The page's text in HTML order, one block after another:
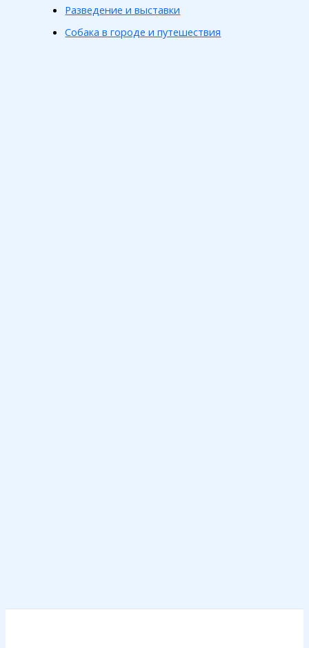
Разведение и выставки
Собака в городе и путешествия